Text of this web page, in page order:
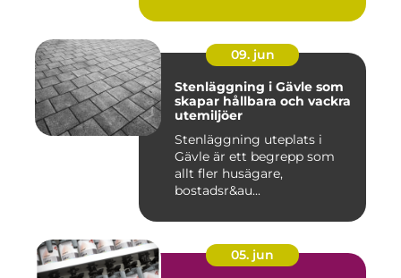
09. jun
Stenläggning i Gävle som
skapar hållbara och vackra
utemiljöer
Stenläggning uteplats i
Gävle är ett begrepp som
allt fler husägare,
bostadsr&au...
05. jun